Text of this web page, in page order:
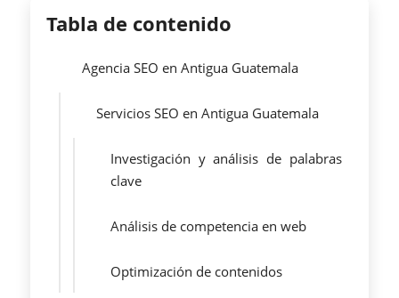
Tabla de contenido
Agencia SEO en Antigua Guatemala
Servicios SEO en Antigua Guatemala
Investigación y análisis de palabras
clave
Análisis de competencia en web
Optimización de contenidos